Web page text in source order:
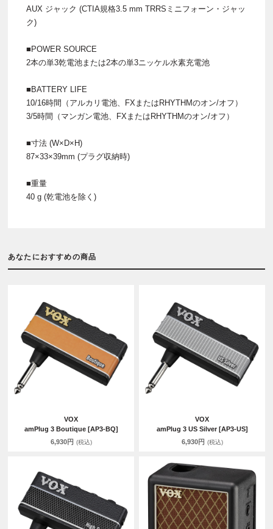
AUX ジャック (CTIA規格3.5 mm TRRSミニフォーン・ジャッ
ク)
■POWER SOURCE
2本の単3乾電池または2本の単3ニッケル水素充電池
■BATTERY LIFE
10/16時間（アルカリ電池、FXまたはRHYTHMのオン/オフ）
3/5時間（マンガン電池、FXまたはRHYTHMのオン/オフ）
■寸法 (W×D×H)
87×33×39mm (プラグ収納時)
■重量
40 g (乾電池を除く)
あなたにおすすめの商品
VOX
amPlug 3 Boutique [AP3-BQ]
6,930円 (税込)
VOX
amPlug 3 US Silver [AP3-US]
6,930円 (税込)